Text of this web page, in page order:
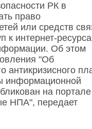
РК в
право
или средств
к интернет-
Об этом
"Об
антикризисного
информационной
на портале
НПА", передает